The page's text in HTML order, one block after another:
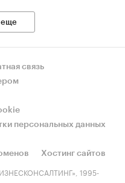
еще
связь
персональных данных
Хостинг сайтов
1995-